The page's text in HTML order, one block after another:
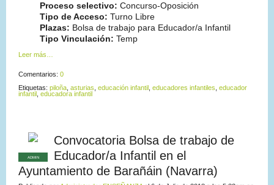
Proceso selectivo: Concurso-Oposición
Tipo de Acceso: Turno Libre
Plazas: Bolsa de trabajo para Educador/a Infantil
Tipo Vinculación: Temp
Leer más…
Comentarios: 0
Etiquetas: piloña, asturias, educación infantil , educadores infantiles, educador
infantil , educadora infantil
ADMIN
Convocatoria Bolsa de trabajo de
Educador/a Infantil en el
Ayuntamiento de Barañáin (Navarra)